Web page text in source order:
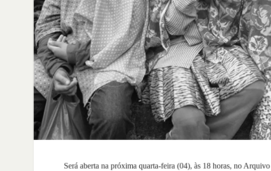
Será aberta na próxima quarta-feira (04), às 18 horas, no